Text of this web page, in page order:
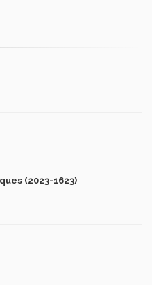
(2023-1623)